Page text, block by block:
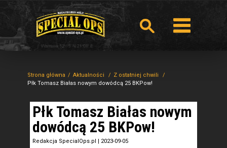
Strona główna Aktualności
Z ostatniej chwili
Płk Tomasz Białas nowym dowódcą 25 BKPow!
Płk Tomasz Białas nowym
dowódcą 25 BKPow!
Redakcja SpecialOps.pl | 2023-09-05